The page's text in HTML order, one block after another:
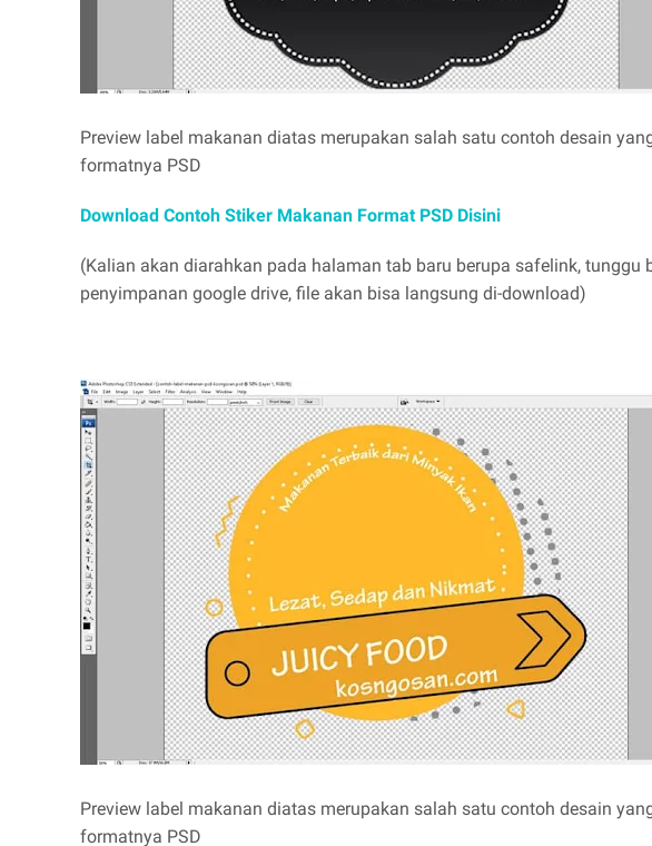
Preview label makanan diatas merupakan salah satu contoh desain
formatnya PSD
Download Contoh Stiker Makanan Format PSD Disini
(Kalian akan diarahkan pada halaman tab baru berupa safelink,
penyimpanan google drive, file akan bisa langsung di-download)
Preview label makanan diatas merupakan salah satu contoh desain
formatnya PSD